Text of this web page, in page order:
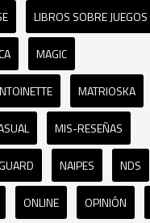
LIBROS SOBRE JUEGOS
MAGIC
MATRIOSKA
MIS-RESEÑAS
NAIPES NDS
ONLINE OPINIÓN